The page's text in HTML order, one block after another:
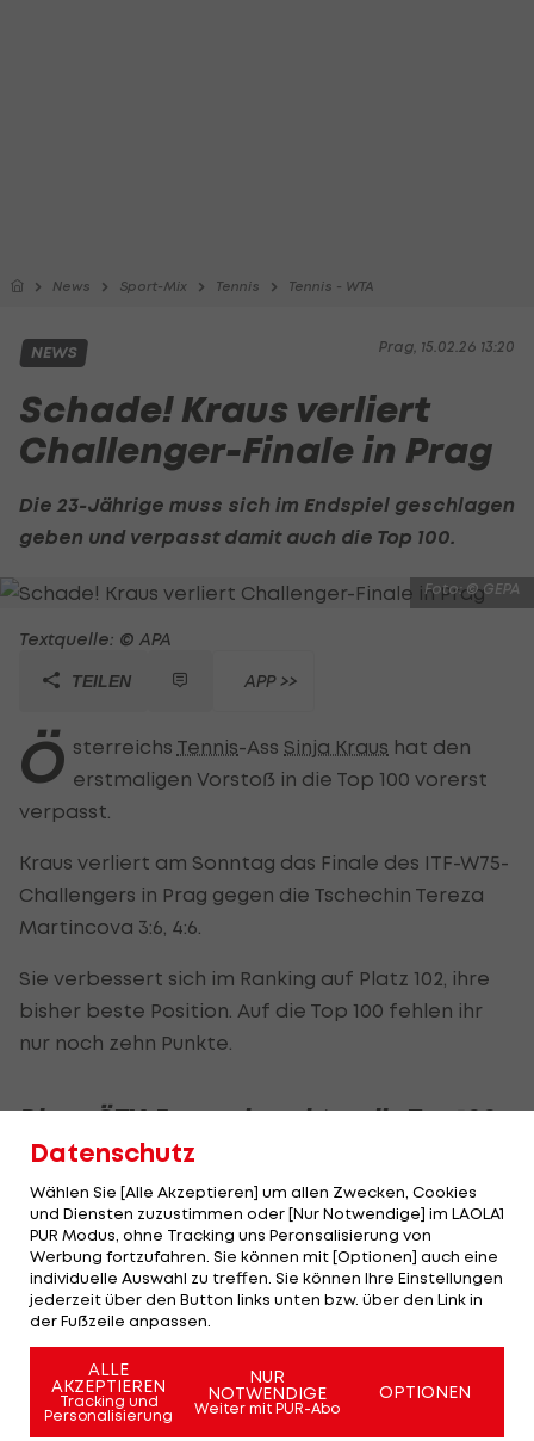
News Sport-Mix Tennis Tennis - WTA
Prag, 15.02.26 13:20
NEWS
Schade! Kraus verliert
Challenger-Finale in Prag
Die 23-Jährige muss sich im Endspiel geschlagen
geben und verpasst damit auch die Top 100.
Foto: © GEPA
Textquelle: © APA
TEILEN APP >>
Ö sterreichs Tennis-Ass Sinja Kraus hat den
erstmaligen Vorstoß in die Top 100 vorerst
verpasst.
Kraus verliert am Sonntag das Finale des ITF-W75-
Challengers in Prag gegen die Tschechin Tereza
Martincova 3:6, 4:6.
Sie verbessert sich im Ranking auf Platz 102, ihre
bisher beste Position. Auf die Top 100 fehlen ihr
nur noch zehn Punkte.
Diese ÖTV-Frauen knackten die Top 100
des WTA-Rankings
SLIDESHOW
STARTEN
Datenschutz
Wählen Sie [Alle Akzeptieren] um allen Zwecken, Cookies
und Diensten zuzustimmen oder [Nur Notwendige] im LAOLA1
PUR Modus, ohne Tracking uns Peronsalisierung von
Werbung fortzufahren. Sie können mit [Optionen] auch eine
individuelle Auswahl zu treffen. Sie können Ihre Einstellungen
jederzeit über den Button links unten bzw. über den Link in
der Fußzeile anpassen.
ALLE
AKZEPTIEREN
Tracking und
Personalisierung
NUR
NOTWENDIGE
Weiter mit PUR-Abo
OPTIONEN